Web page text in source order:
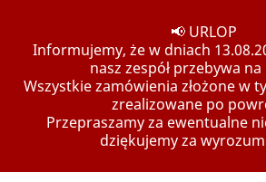
📢 URLOP
Informujemy, że w dniach
nasz zespół przebywa
Wszystkie zamówienia złożone w
zrealizowane po
Przepraszamy za ewentualne
dziękujemy za